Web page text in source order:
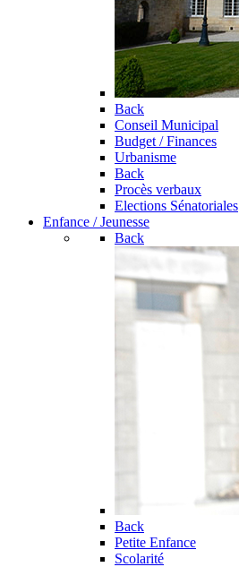
Back
Conseil Municipal
Budget / Finances
Urbanisme
Back
Procès verbaux
Elections Sénatoriales
Enfance / Jeunesse
Back
Back
Petite Enfance
Scolarité